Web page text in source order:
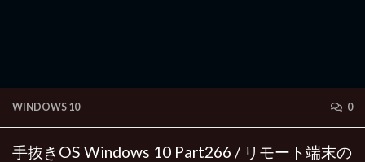
WINDOWS 10 0
手抜きOS Windows 10 Part266 / リモート端末の